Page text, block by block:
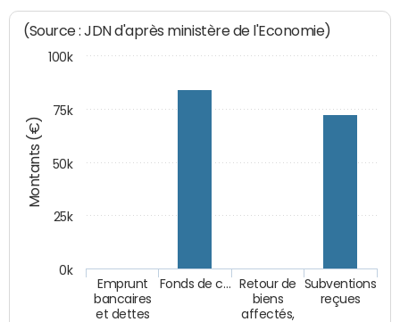
Montants (€)
(Source : JDN d'après ministère de l'Economie)
Emprunt
bancaires
et dettes
Fonds de c…
Retour de
biens
affectés,
Subventions
reçues
0k
100k
25k
50k
75k